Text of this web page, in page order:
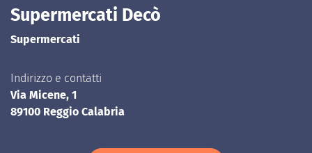
Supermercati Decò
Supermercati
Indirizzo e contatti
Via Micene, 1
89100 Reggio Calabria